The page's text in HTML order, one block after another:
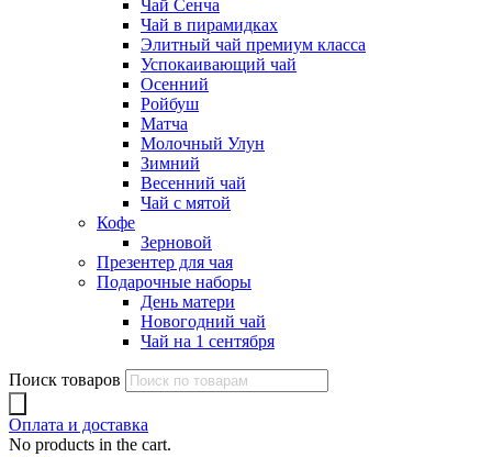
Чай Сенча
Чай в пирамидках
Элитный чай премиум класса
Успокаивающий чай
Осенний
Ройбуш
Матча
Молочный Улун
Зимний
Весенний чай
Чай с мятой
Кофе
Зерновой
Презентер для чая
Подарочные наборы
День матери
Новогодний чай
Чай на 1 сентября
Поиск товаров
Оплата и доставка
No products in the cart.